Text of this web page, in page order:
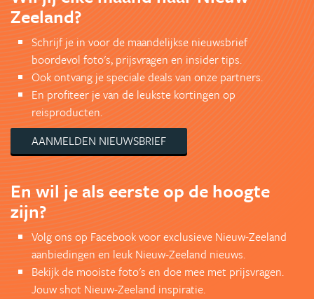
Zeeland?
Schrijf je in voor de maandelijkse nieuwsbrief
boordevol foto's, prijsvragen en insider tips.
Ook ontvang je speciale deals van onze partners.
En profiteer je van de leukste kortingen op
reisproducten.
AANMELDEN NIEUWSBRIEF
En wil je als eerste op de hoogte
zijn?
Volg ons op Facebook voor exclusieve Nieuw-Zeeland
aanbiedingen en leuk Nieuw-Zeeland nieuws.
Bekijk de mooiste foto's en doe mee met prijsvragen.
Jouw shot Nieuw-Zeeland inspiratie.